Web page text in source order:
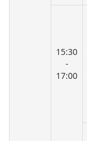
15:30
-
17:00